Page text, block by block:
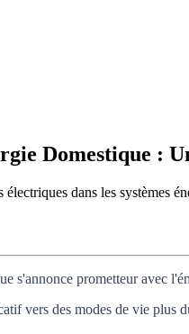
Domestique :
dans les systèmes
s'annonce prometteur avec
vers des modes de vie